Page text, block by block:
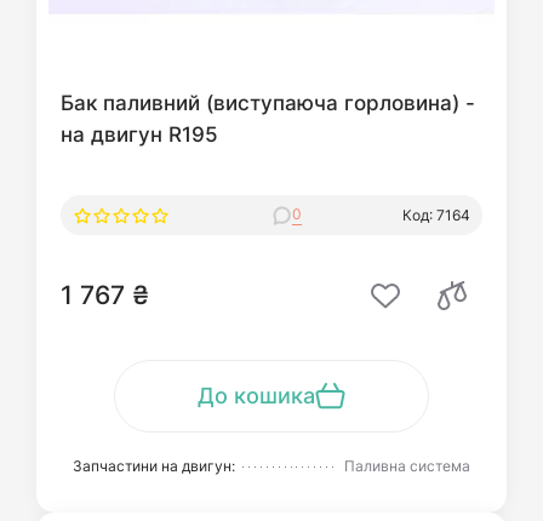
Бак паливний (виступаюча горловина) -
на двигун R195
0 Код: 7164
1 767 ₴
До кошика
Запчастини на двигун: Паливна система